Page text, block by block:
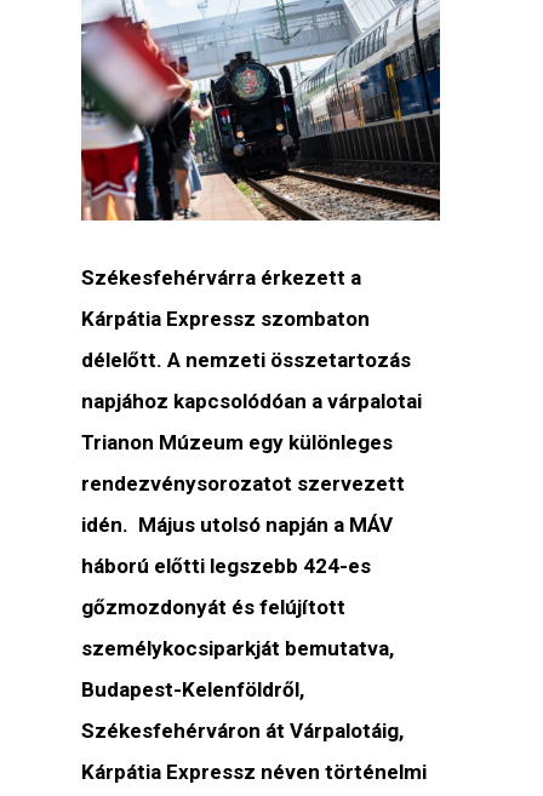
Székesfehérvárra érkezett a
Kárpátia Expressz szombaton
délelőtt. A nemzeti összetartozás
napjához kapcsolódóan a várpalotai
Trianon Múzeum egy különleges
rendezvénysorozatot szervezett
idén. Május utolsó napján a MÁV
háború előtti legszebb 424-es
gőzmozdonyát és felújított
személykocsiparkját bemutatva,
Budapest-Kelenföldről,
Székesfehérváron át Várpalotáig,
Kárpátia Expressz néven történelmi